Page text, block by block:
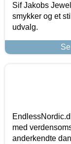
Sif Jakobs
smykker og et
udvalg.
med
anderkendte